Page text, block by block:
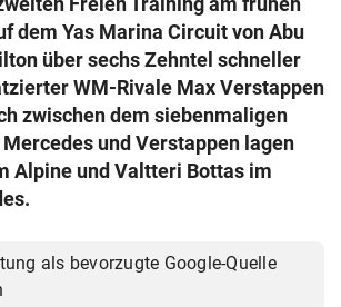
Wien
dem Yas Marina Circuit von Abu
über sechs Zehntel schneller
WM-Rivale Max Verstappen
zwischen dem siebenmaligen
und Verstappen lagen
Alpine und Valtteri Bottas im
als bevorzugte Google-Quelle